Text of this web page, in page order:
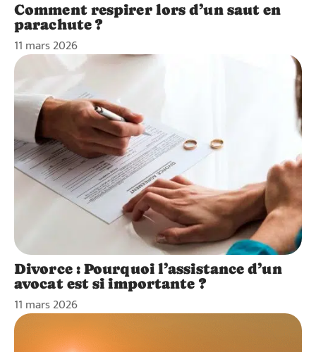
Comment respirer lors d’un saut en
parachute ?
11 mars 2026
Divorce : Pourquoi l’assistance d’un
avocat est si importante ?
11 mars 2026